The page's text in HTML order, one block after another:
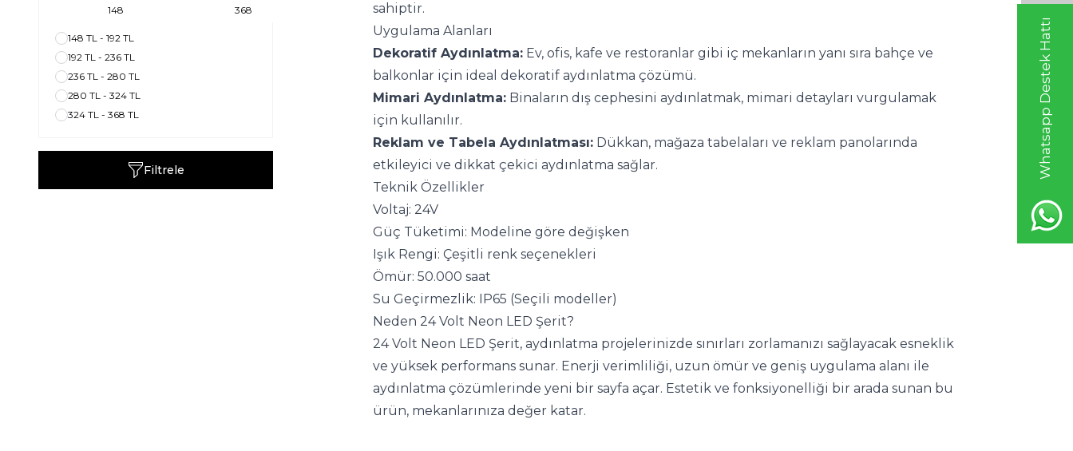
Whatsapp Destek Hattı
148 TL - 192 TL
192 TL - 236 TL
236 TL - 280 TL
280 TL - 324 TL
324 TL - 368 TL
Filtrele
sahiptir.
Uygulama Alanları
Dekoratif Aydınlatma: Ev, ofis, kafe ve restoranlar gibi iç mekanların yanı sıra bahçe ve
balkonlar için ideal dekoratif aydınlatma çözümü.
Mimari Aydınlatma: Binaların dış cephesini aydınlatmak, mimari detayları vurgulamak
için kullanılır.
Reklam ve Tabela Aydınlatması: Dükkan, mağaza tabelaları ve reklam panolarında
etkileyici ve dikkat çekici aydınlatma sağlar.
Teknik Özellikler
Voltaj: 24V
Güç Tüketimi: Modeline göre değişken
Işık Rengi: Çeşitli renk seçenekleri
Ömür: 50.000 saat
Su Geçirmezlik: IP65 (Seçili modeller)
Neden 24 Volt Neon LED Şerit?
24 Volt Neon LED Şerit, aydınlatma projelerinizde sınırları zorlamanızı sağlayacak esneklik
ve yüksek performans sunar. Enerji verimliliği, uzun ömür ve geniş uygulama alanı ile
aydınlatma çözümlerinde yeni bir sayfa açar. Estetik ve fonksiyonelliği bir arada sunan bu
ürün, mekanlarınıza değer katar.